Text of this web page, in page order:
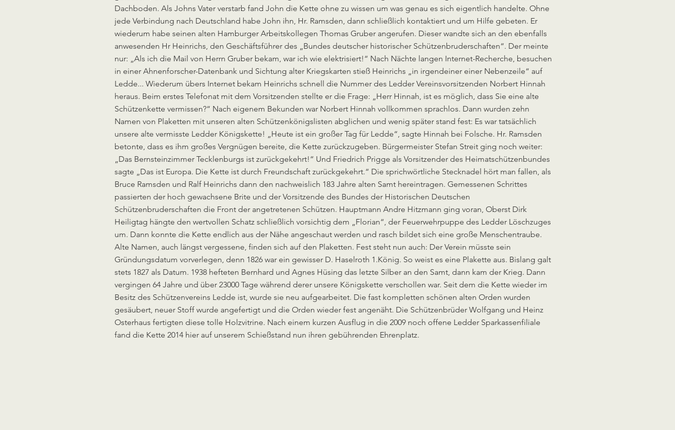
Dachboden. Als Johns Vater verstarb fand John die Kette ohne zu wissen um was genau es sich eigentlich handelte. Ohne
jede Verbindung nach Deutschland habe John ihn, Hr. Ramsden, dann schließlich kontaktiert und um Hilfe gebeten. Er
wiederum habe seinen alten Hamburger Arbeitskollegen Thomas Gruber angerufen. Dieser wandte sich an den ebenfalls
anwesenden Hr Heinrichs, den Geschäftsführer des „Bundes deutscher historischer Schützenbruderschaften“. Der meinte
nur: „Als ich die Mail von Herrn Gruber bekam, war ich wie elektrisiert!“ Nach Nächte langen Internet-Recherche, besuchen
in einer Ahnenforscher-Datenbank und Sichtung alter Kriegskarten stieß Heinrichs „in irgendeiner einer Nebenzeile“ auf
Ledde... Wiederum übers Internet bekam Heinrichs schnell die Nummer des Ledder Vereinsvorsitzenden Norbert Hinnah
heraus. Beim erstes Telefonat mit dem Vorsitzenden stellte er die Frage: „Herr Hinnah, ist es möglich, dass Sie eine alte
Schützenkette vermissen?“ Nach eigenem Bekunden war Norbert Hinnah vollkommen sprachlos. Dann wurden zehn
Namen von Plaketten mit unseren alten Schützenkönigslisten abglichen und wenig später stand fest: Es war tatsächlich
unsere alte vermisste Ledder Königskette! „Heute ist ein großer Tag für Ledde“, sagte Hinnah bei Folsche. Hr. Ramsden
betonte, dass es ihm großes Vergnügen bereite, die Kette zurückzugeben. Bürgermeister Stefan Streit ging noch weiter:
„Das Bernsteinzimmer Tecklenburgs ist zurückgekehrt!“ Und Friedrich Prigge als Vorsitzender des Heimatschützenbundes
sagte „Das ist Europa. Die Kette ist durch Freundschaft zurückgekehrt.“ Die sprichwörtliche Stecknadel hört man fallen, als
Bruce Ramsden und Ralf Heinrichs dann den nachweislich 183 Jahre alten Samt hereintragen. Gemessenen Schrittes
passierten der hoch gewachsene Brite und der Vorsitzende des Bundes der Historischen Deutschen
Schützenbruderschaften die Front der angetretenen Schützen. Hauptmann Andre Hitzmann ging voran, Oberst Dirk
Heiligtag hängte den wertvollen Schatz schließlich vorsichtig dem „Florian“, der Feuerwehrpuppe des Ledder Löschzuges
um. Dann konnte die Kette endlich aus der Nähe angeschaut werden und rasch bildet sich eine große Menschentraube.
Alte Namen, auch längst vergessene, finden sich auf den Plaketten. Fest steht nun auch: Der Verein müsste sein
Gründungsdatum vorverlegen, denn 1826 war ein gewisser D. Haselroth 1.König. So weist es eine Plakette aus. Bislang galt
stets 1827 als Datum. 1938 hefteten Bernhard und Agnes Hüsing das letzte Silber an den Samt, dann kam der Krieg. Dann
vergingen 64 Jahre und über 23000 Tage während derer unsere Königskette verschollen war. Seit dem die Kette wieder im
Besitz des Schützenvereins Ledde ist, wurde sie neu aufgearbeitet. Die fast kompletten schönen alten Orden wurden
gesäubert, neuer Stoff wurde angefertigt und die Orden wieder fest angenäht. Die Schützenbrüder Wolfgang und Heinz
Osterhaus fertigten diese tolle Holzvitrine. Nach einem kurzen Ausflug in die 2009 noch offene Ledder Sparkassenfiliale
fand die Kette 2014 hier auf unserem Schießstand nun ihren gebührenden Ehrenplatz.